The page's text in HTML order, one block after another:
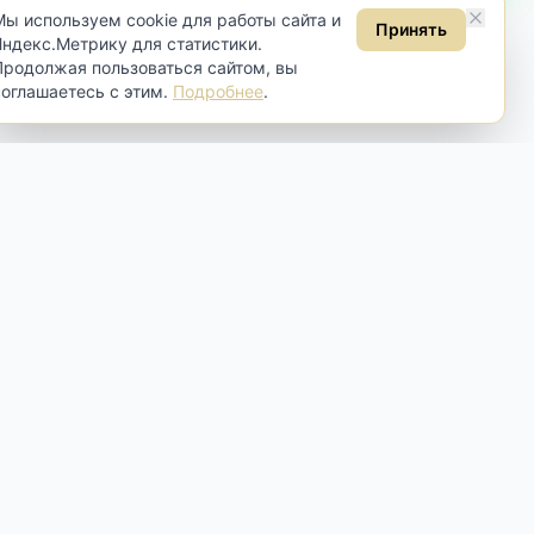
используем cookie для работы сайта и
для статистики.
пользоваться сайтом, вы
с этим. Подробнее.
Принять